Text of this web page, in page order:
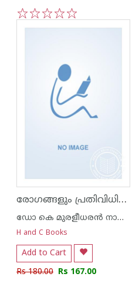
രോഗങ്ങളും പ്രതിവിധികളും
ഡോ കെ മുരളീധരന്‍ നായര്‍ വെള്ളയമ്പലം
H and C Books
Add to Cart
Rs 180.00 Rs 167.00